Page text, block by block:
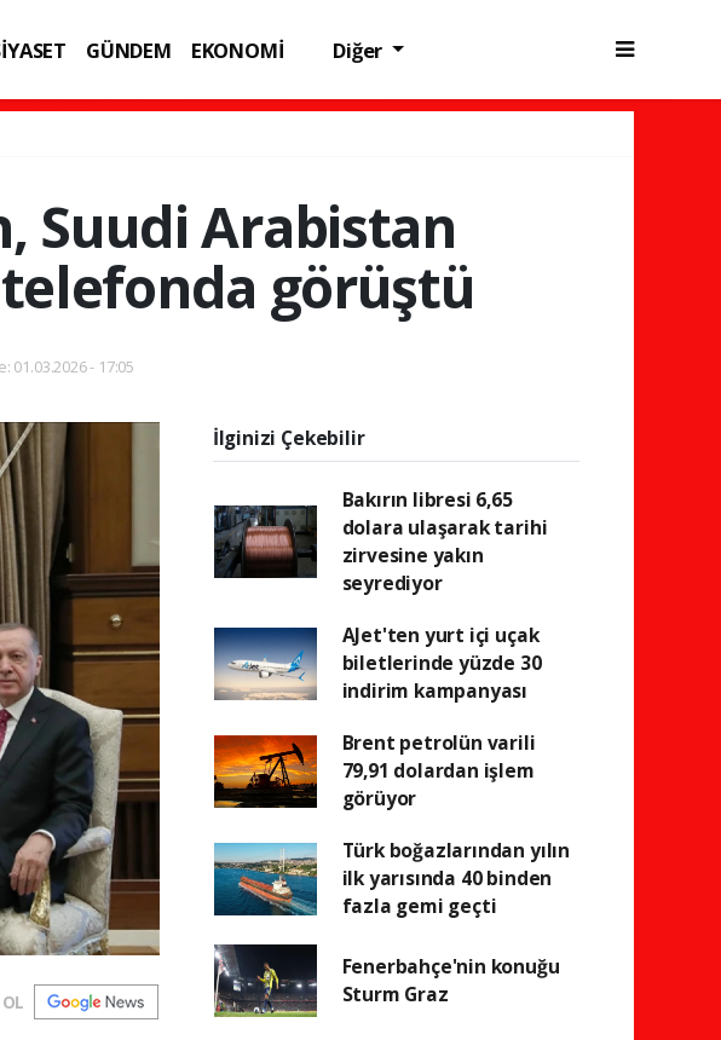
GÜNDEM
EKONOMİ
Diğer
Suudi Arabistan
görüştü
01.03.2026 - 17:05
İlginizi Çekebilir
Bakırın libresi 6,65
dolara ulaşarak tarihi
zirvesine yakın
seyrediyor
AJet'ten yurt içi uçak
biletlerinde yüzde 30
indirim kampanyası
Brent petrolün varili
79,91 dolardan işlem
görüyor
Türk boğazlarından yılın
ilk yarısında 40 binden
fazla gemi geçti
Fenerbahçe'nin konuğu
Sturm Graz